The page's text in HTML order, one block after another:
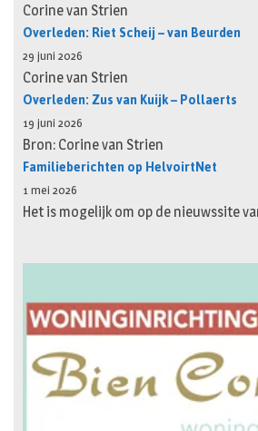
Corine van Strien
Overleden: Riet Scheij – van Beurden
29 juni 2026
Corine van Strien
Overleden: Zus van Kuijk – Pollaerts
19 juni 2026
Bron: Corine van Strien
Familieberichten op HelvoirtNet
1 mei 2026
Het is mogelijk om op de nieuwssite